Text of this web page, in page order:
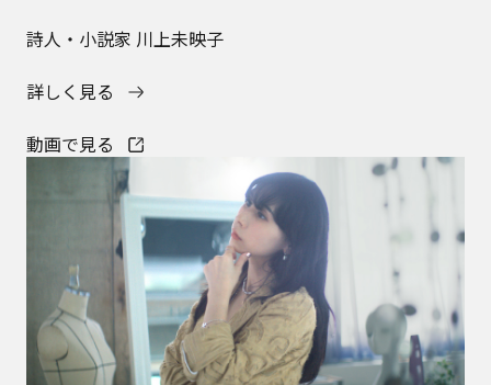
詩人・小説家 川上未映子
詳しく見る
動画で見る